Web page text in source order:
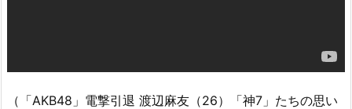
（「AKB48」電撃引退 渡辺麻友（26）「神7」たちの思い